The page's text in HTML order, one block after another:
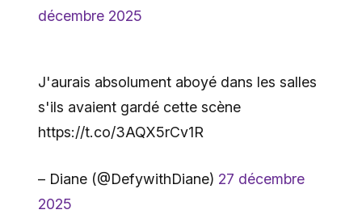
décembre 2025
J'aurais absolument aboyé dans les salles
s'ils avaient gardé cette scène
https://t.co/3AQX5rCv1R
– Diane (@DefywithDiane) 27 décembre
2025